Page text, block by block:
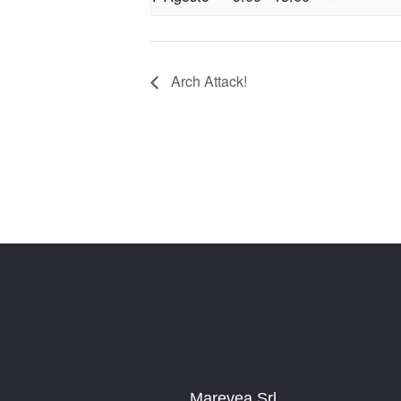
Arch Attack!